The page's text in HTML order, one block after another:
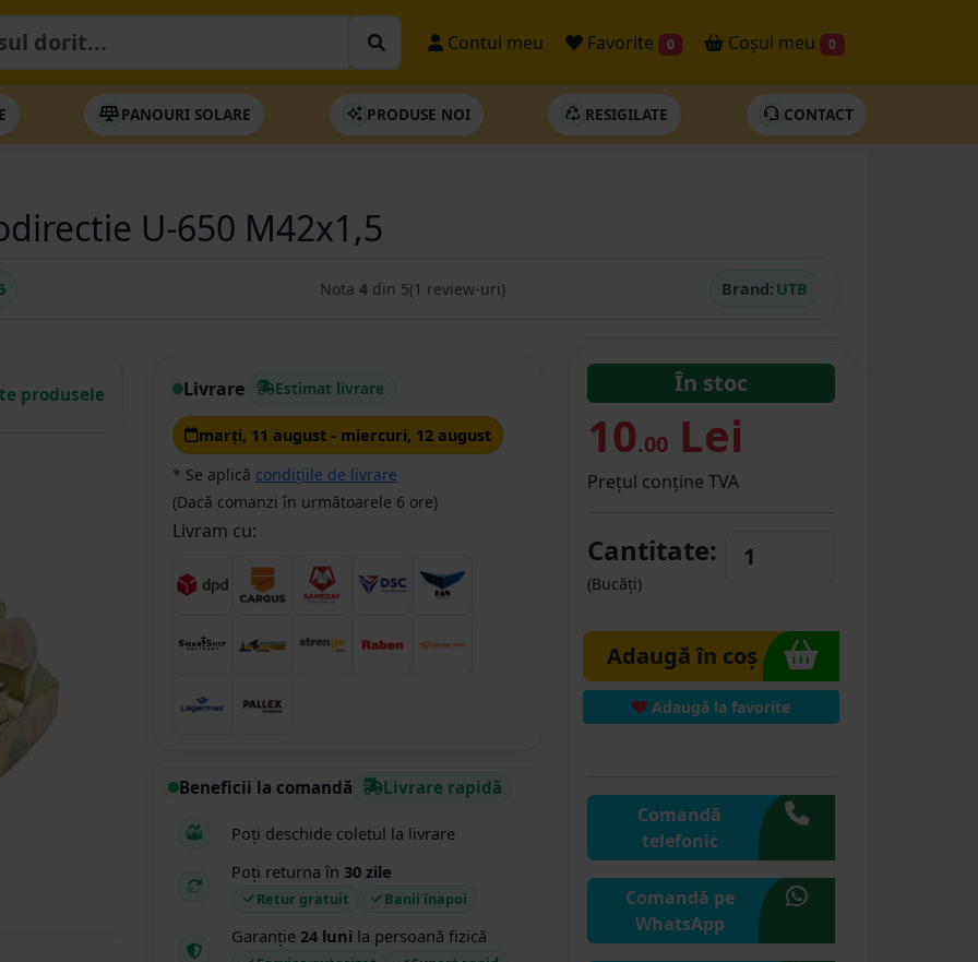
Contul meu Favorite 0 Coșul meu 0
PANOURI SOLARE PRODUSE NOI RESIGILATE CONTACT
U-650 M42x1,5
Nota 4 din 5(1 review-uri) Brand: UTB
produsele Livrare Estimat livrare
marţi, 11 august - miercuri, 12 august
* Se aplică condițiile de livrare
(Dacă comanzi în următoarele 6 ore)
Livram cu:
Beneficii la comandă Livrare rapidă
Poți deschide coletul la livrare
Poți returna în 30 zile
Retur gratuit Banii înapoi
Garanție 24 luni la persoană fizică
În stoc
10.00 Lei
Prețul conține TVA
Cantitate:
(Bucăți)
Adaugă în coș
Adaugă la favorite
Comandă
telefonic
Comandă pe
WhatsApp